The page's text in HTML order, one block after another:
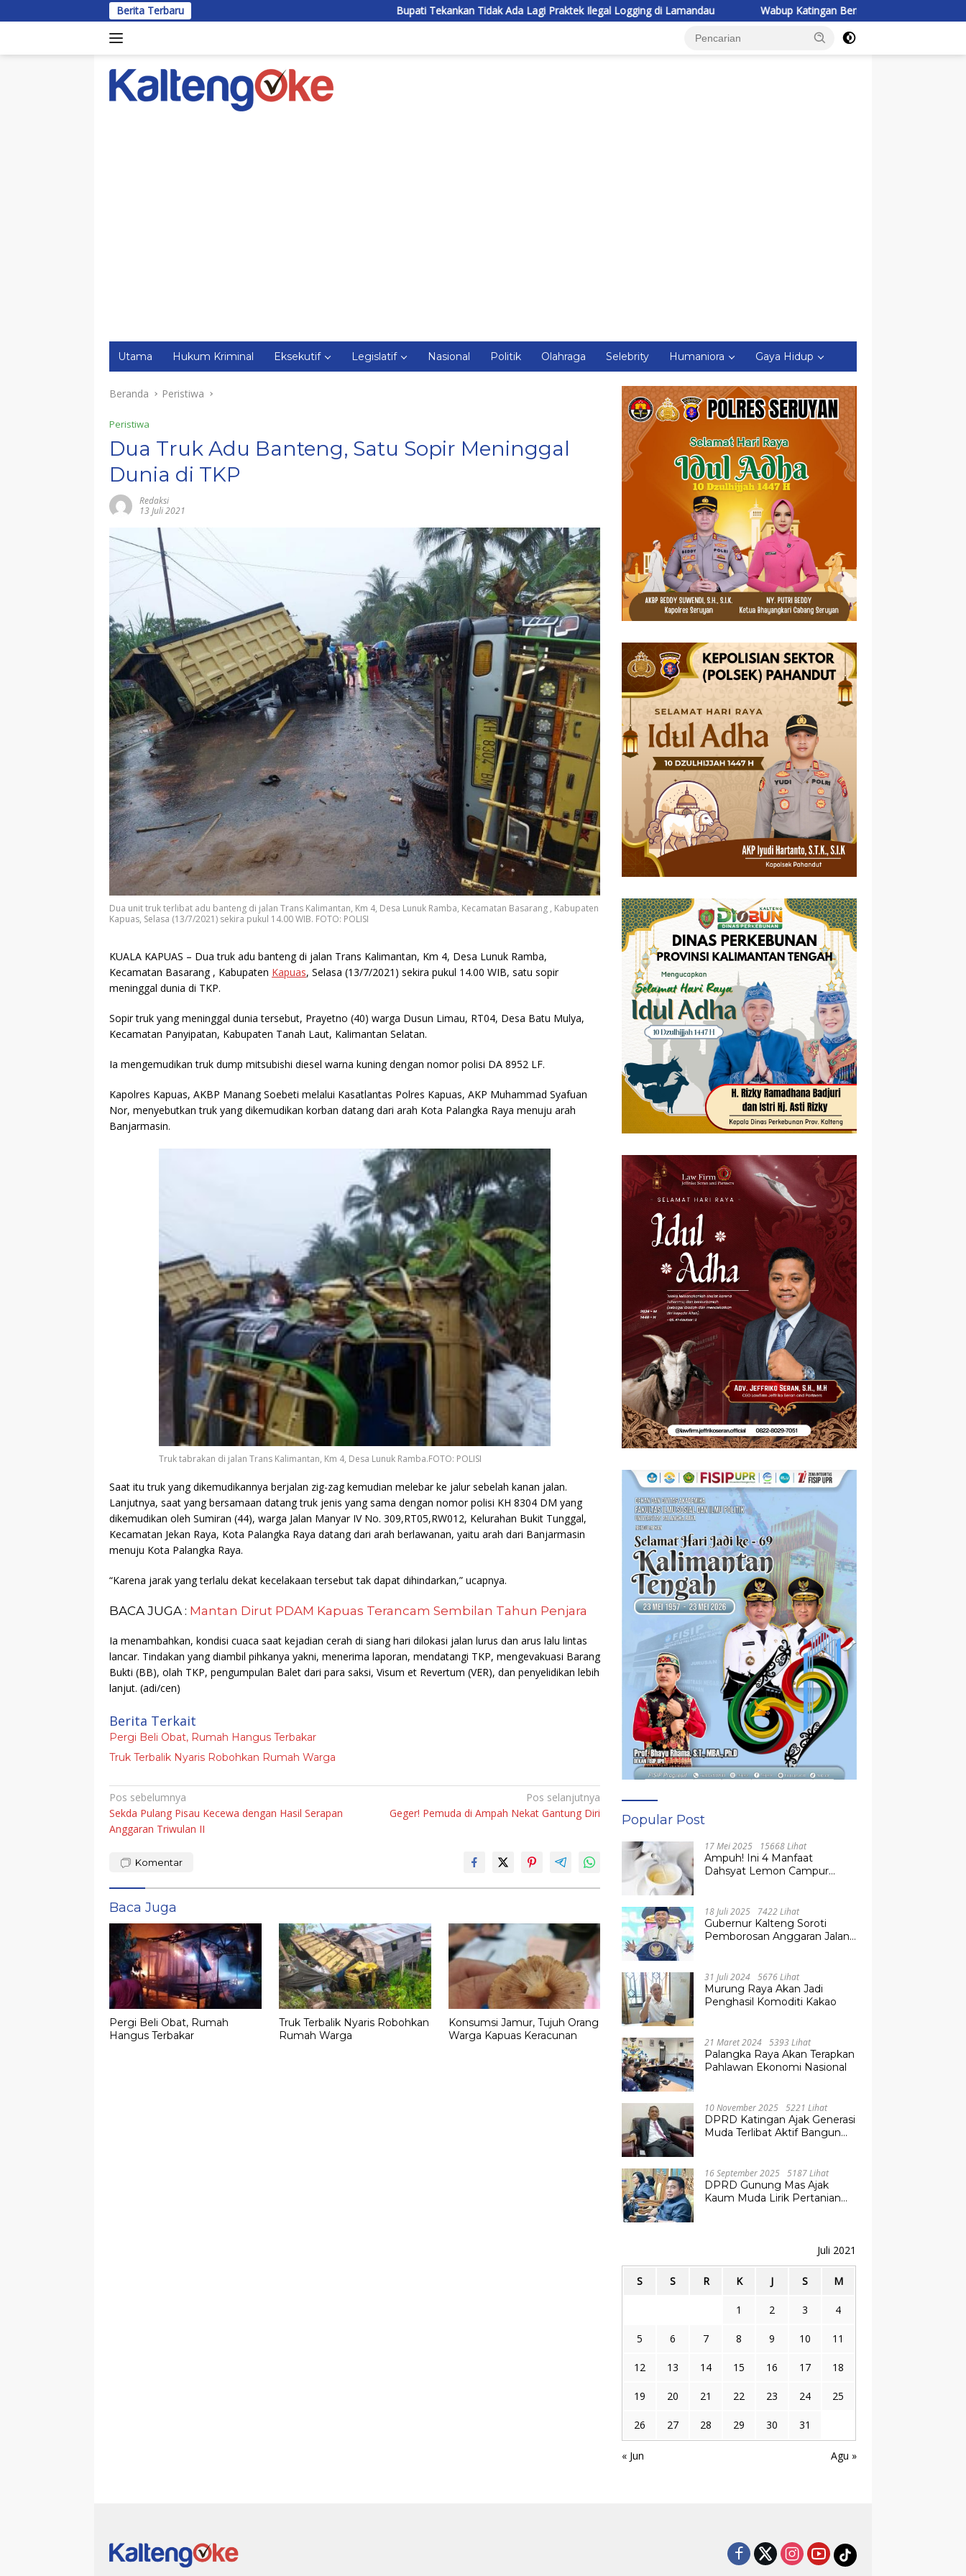
ke
Berita Terbaru Bupati Tekankan Tidak Ada Lagi Praktek Ilegal Logging di Lamandau Wabup Katingan Beri Pembekalan Kontingen Jambore Nasional
Utama Hukum Kriminal Eksekutif Legislatif Nasional Politik Olahraga Selebrity Humaniora Gaya Hidup
Beranda Peristiwa
Peristiwa
Dua Truk Adu Banteng, Satu Sopir Meninggal
Dunia di TKP
Redaksi
13 Juli 2021
Dua unit truk terlibat adu banteng di jalan Trans Kalimantan, Km 4, Desa Lunuk Ramba, Kecamatan Basarang , Kabupaten
Kapuas, Selasa (13/7/2021) sekira pukul 14.00 WIB. FOTO: POLISI
KUALA KAPUAS – Dua truk adu banteng di jalan Trans Kalimantan, Km 4, Desa Lunuk Ramba,
Kecamatan Basarang , Kabupaten Kapuas, Selasa (13/7/2021) sekira pukul 14.00 WIB, satu sopir
meninggal dunia di TKP.
Sopir truk yang meninggal dunia tersebut, Prayetno (40) warga Dusun Limau, RT04, Desa Batu Mulya,
Kecamatan Panyipatan, Kabupaten Tanah Laut, Kalimantan Selatan.
Ia mengemudikan truk dump mitsubishi diesel warna kuning dengan nomor polisi DA 8952 LF.
Kapolres Kapuas, AKBP Manang Soebeti melalui Kasatlantas Polres Kapuas, AKP Muhammad Syafuan
Nor, menyebutkan truk yang dikemudikan korban datang dari arah Kota Palangka Raya menuju arah
Banjarmasin.
Truk tabrakan di jalan Trans Kalimantan, Km 4, Desa Lunuk Ramba.FOTO: POLISI
Saat itu truk yang dikemudikannya berjalan zig-zag kemudian melebar ke jalur sebelah kanan jalan.
Lanjutnya, saat yang bersamaan datang truk jenis yang sama dengan nomor polisi KH 8304 DM yang
dikemudikan oleh Sumiran (44), warga Jalan Manyar IV No. 309,RT05,RW012, Kelurahan Bukit Tunggal,
Kecamatan Jekan Raya, Kota Palangka Raya datang dari arah berlawanan, yaitu arah dari Banjarmasin
menuju Kota Palangka Raya.
“Karena jarak yang terlalu dekat kecelakaan tersebut tak dapat dihindarkan,” ucapnya.
BACA JUGA : Mantan Dirut PDAM Kapuas Terancam Sembilan Tahun Penjara
Ia menambahkan, kondisi cuaca saat kejadian cerah di siang hari dilokasi jalan lurus dan arus lalu lintas
lancar. Tindakan yang diambil pihkanya yakni, menerima laporan, mendatangi TKP, mengevakuasi Barang
Bukti (BB), olah TKP, pengumpulan Balet dari para saksi, Visum et Revertum (VER), dan penyelidikan lebih
lanjut. (adi/cen)
Berita Terkait
Pergi Beli Obat, Rumah Hangus Terbakar
Truk Terbalik Nyaris Robohkan Rumah Warga
Navigasi
pos
Pos sebelumnya
Sekda Pulang Pisau Kecewa dengan Hasil Serapan
Anggaran Triwulan II
Pos selanjutnya
Geger! Pemuda di Ampah Nekat Gantung Diri
Komentar
Baca Juga
Pergi Beli Obat, Rumah
Hangus Terbakar
Truk Terbalik Nyaris Robohkan
Rumah Warga
Konsumsi Jamur, Tujuh Orang
Warga Kapuas Keracunan
Popular Post
17 Mei 2025 15668 Lihat
Ampuh! Ini 4 Manfaat
Dahsyat Lemon Campur
18 Juli 2025 7422 Lihat
Gubernur Kalteng Soroti
Pemborosan Anggaran Jalan
31 Juli 2024 5676 Lihat
Murung Raya Akan Jadi
Penghasil Komoditi Kakao
21 Maret 2024 5393 Lihat
Palangka Raya Akan Terapkan
Pahlawan Ekonomi Nasional
10 November 2025 5221 Lihat
DPRD Katingan Ajak Generasi
Muda Terlibat Aktif Bangun
16 September 2025 5187 Lihat
DPRD Gunung Mas Ajak
Kaum Muda Lirik Pertanian
Juli 2021
S S R K J S M
1 2 3 4
5 6 7 8 9 10 11
12 13 14 15 16 17 18
19 20 21 22 23 24 25
26 27 28 29 30 31
« Jun Agu »